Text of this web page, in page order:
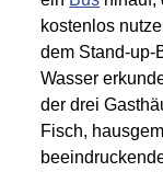
kostenlos
dem Stand-up-
Wasser
der drei
Fisch,